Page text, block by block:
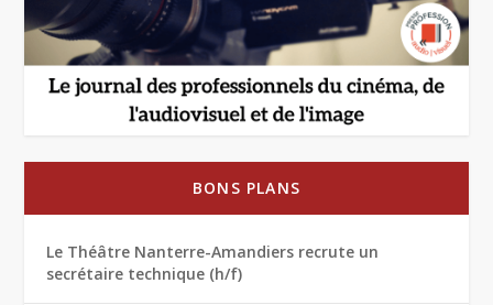
BONS PLANS
Le Théâtre Nanterre-Amandiers recrute un
secrétaire technique (h/f)